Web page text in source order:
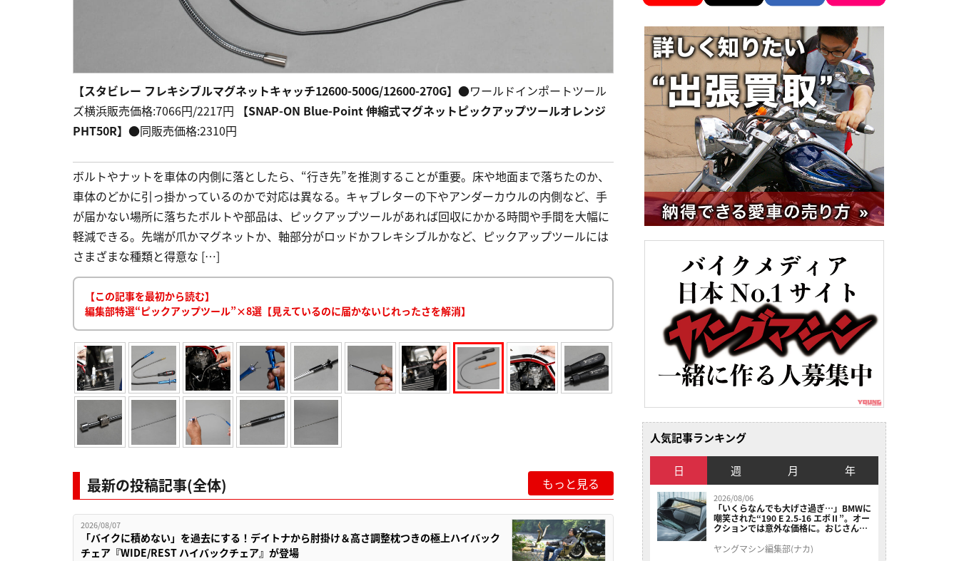
【スタビレー フレキシブルマグネットキャッチ12600-500G/12600-270G】 ●ワールドインポートツール
ズ横浜販売価格:7066円/2217円
【SNAP-ON Blue-Point 伸縮式マグネットピックアップツールオレンジ
PHT50R】 ●同販売価格:2310円
ボルトやナットを車体の内側に落としたら、“行き先”を推測することが重要。床や地面まで落ちたのか、
車体のどかに引っ掛かっているのかで対応は異なる。キャブレターの下やアンダーカウルの内側など、手
が届かない場所に落ちたボルトや部品は、ピックアップツールがあれば回収にかかる時間や手間を大幅に
軽減できる。先端が爪かマグネットか、軸部分がロッドかフレキシブルかなど、ピックアップツールには
さまざまな種類と得意な […]
【この記事を最初から読む】
編集部特選“ピックアップツール”×8選【見えているのに届かないじれったさを解消】
最新の投稿記事(全体) もっと見る
2026/08/07
「バイクに積めない」を過去にする！デイトナから肘掛け＆高さ調整枕つきの極上ハイバック
チェア『WIDE/REST ハイバックチェア』が登場
人気記事ランキング
日 週 月 年
2026/08/06
「いくらなんでも大げさ過ぎ…」BMWに
嘲笑された“190 E 2.5-16 エボⅡ”。オー
クションでは意外な価格に。おじさん達
ヤングマシン編集部(ナカ)